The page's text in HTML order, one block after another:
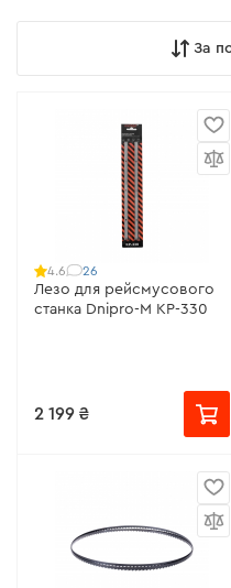
За
4.6 26
Лезо для рейсмусового
станка Dnipro-M KP-330
2 199 ₴